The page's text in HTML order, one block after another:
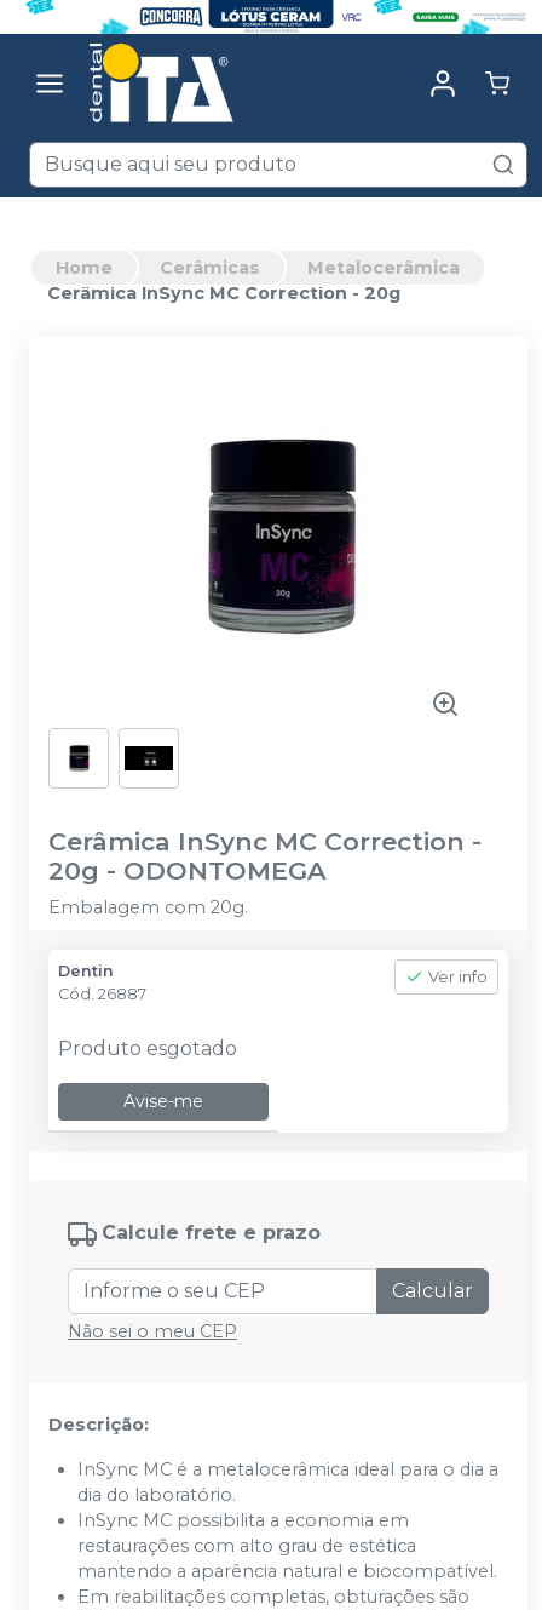
Home Cerâmicas
Metalocerâmica
Cerâmica InSync MC Correction - 20g
Cerâmica InSync MC Correction -
20g - ODONTOMEGA
Embalagem com 20g.
Dentin
Cód. 26887
Ver info
Produto esgotado
Avise-me
Calcule frete e prazo
Calcular
Não sei o meu CEP
Descrição:
InSync MC é a metalocerâmica ideal para o dia a
dia do laboratório.
InSync MC possibilita a economia em
restaurações com alto grau de estética
mantendo a aparência natural e biocompatível.
Em reabilitações completas, obturações são